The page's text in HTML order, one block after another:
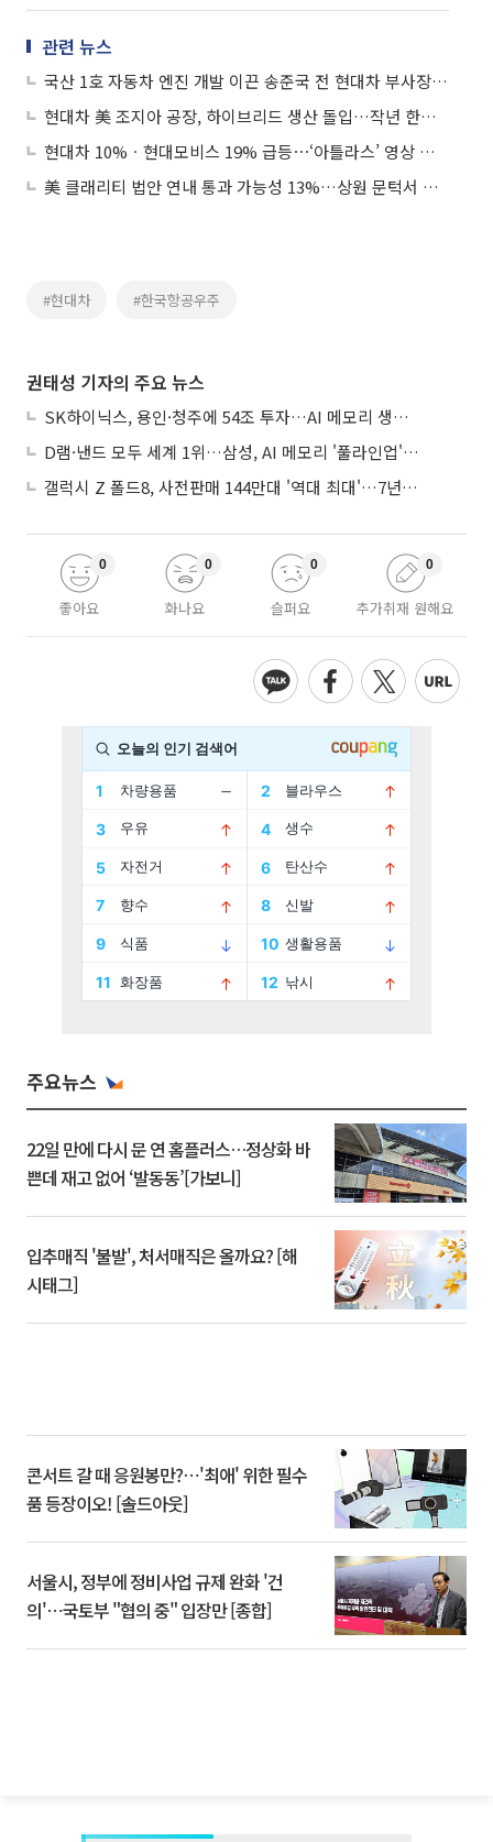
관련 뉴스
국산 1호 자동차 엔진 개발 이끈 송준국 전 현대차 부사장 별세
현대차 美 조지아 공장, 하이브리드 생산 돌입…작년 한국인 근로자 구금 사태 여파 극복
현대차 10%ㆍ현대모비스 19% 급등⋯‘아틀라스’ 영상 공개에 로봇주 강세
美 클래리티 법안 연내 통과 가능성 13%…상원 문턱서 제동
#현대차 #한국항공우주
권태성 기자의 주요 뉴스
SK하이닉스, 용인·청주에 54조 투자…AI 메모리 생산기지 키운다
D램·낸드 모두 세계 1위…삼성, AI 메모리 '풀라인업'으로 승부
갤럭시 Z 폴드8, 사전판매 144만대 '역대 최대'…7년만에 갤노트10 기록 넘어
좋아요
0
화나요
0
슬퍼요
0
추가취재 원해요
0
주요뉴스
22일 만에 다시 문 연 홈플러스…정상화 바
쁜데 재고 없어 ‘발동동’[가보니]
입추매직 '불발', 처서매직은 올까요? [해
시태그]
콘서트 갈 때 응원봉만?⋯'최애' 위한 필수
품 등장이오! [솔드아웃]
서울시, 정부에 정비사업 규제 완화 '건
의'⋯국토부 "협의 중" 입장만 [종합]